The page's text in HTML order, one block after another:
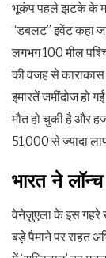
भूकंप पहले झटके के
“डबलट” इवेंट कहा
लगभग 100 मील
की वजह से
इमारतें जमींदोज हो
मौत हो चुकी है और
51,000 से ज्यादा
भारत ने
वेनेज़ुएला के इस गहरे
बड़े पैमाने पर राहत